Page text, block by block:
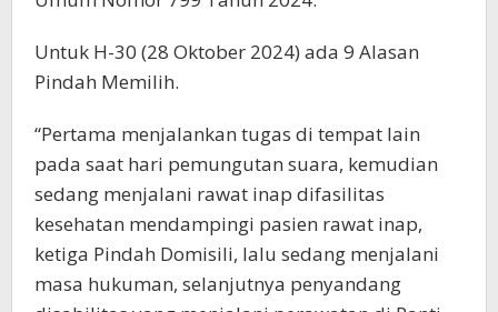
Untuk H-30 (28 Oktober 2024) ada 9 Alasan
Pindah Memilih.
“Pertama menjalankan tugas di tempat lain
pada saat hari pemungutan suara, kemudian
sedang menjalani rawat inap difasilitas
kesehatan mendampingi pasien rawat inap,
ketiga Pindah Domisili, lalu sedang menjalani
masa hukuman, selanjutnya penyandang